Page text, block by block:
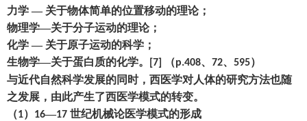
力学 — 关于物体简单的位置移动的理论；
物理学—关于分子运动的理论；
化学 — 关于原子运动的科学 ；
生物学—关于蛋白质的化学。 [7] （p.408、 72、 595）
与近代自然科学发展的同时， 西医学对人体的研究方法也随
之发展 ， 由此产生了西医学模式的转变。
（1） 16—17 世纪机械论医学模式的形成